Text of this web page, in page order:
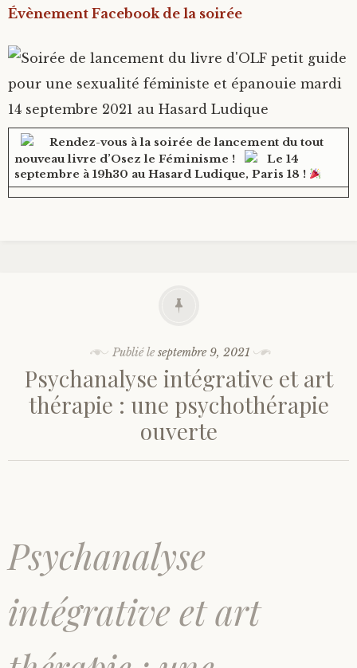
Évènement Facebook de la soirée
Rendez-vous à la soirée de lancement du tout
nouveau livre d’Osez le Féminisme !
Le 14
septembre à 19h30 au Hasard Ludique, Paris 18 !
Publié le septembre 9, 2021
Psychanalyse intégrative et art
thérapie : une psychothérapie
ouverte
Psychanalyse
intégrative et art